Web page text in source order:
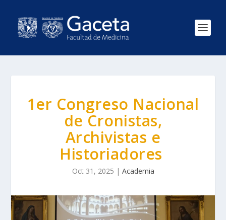
1er Congreso Nacional
de Cronistas,
Archivistas e
Historiadores
Oct 31, 2025 | Academia